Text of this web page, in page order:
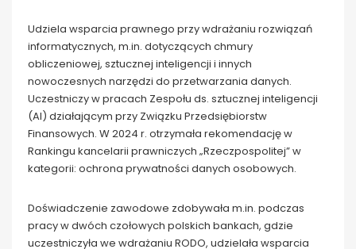
Udziela wsparcia prawnego przy wdrażaniu rozwiązań
informatycznych, m.in. dotyczących chmury
obliczeniowej, sztucznej inteligencji i innych
nowoczesnych narzędzi do przetwarzania danych.
Uczestniczy w pracach Zespołu ds. sztucznej inteligencji
(AI) działającym przy Związku Przedsiębiorstw
Finansowych. W 2024 r. otrzymała rekomendację w
Rankingu kancelarii prawniczych „Rzeczpospolitej” w
kategorii: ochrona prywatności danych osobowych.
Doświadczenie zawodowe zdobywała m.in. podczas
pracy w dwóch czołowych polskich bankach, gdzie
uczestniczyła we wdrażaniu RODO, udzielała wsparcia